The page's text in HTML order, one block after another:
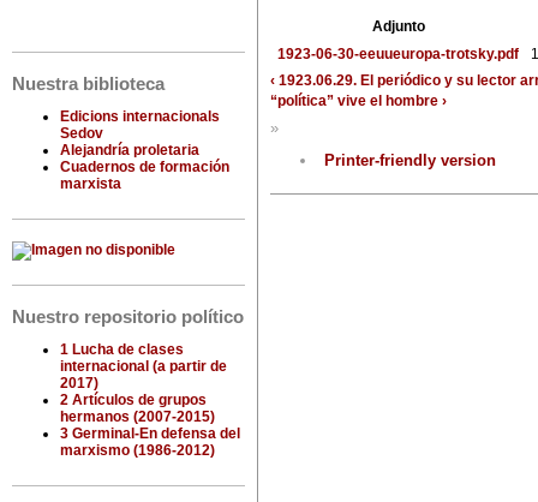
Nuestra biblioteca
Edicions internacionals
Sedov
Alejandría proletaria
Cuadernos de formación
marxista
Nuestro repositorio político
1 Lucha de clases
internacional (a partir de
2017)
2 Artículos de grupos
hermanos (2007-2015)
3 Germinal-En defensa del
marxismo (1986-2012)
Adjunto
1923-06-30-eeuueuropa-trotsky.pdf
‹ 1923.06.29. El periódico y su lector
“política” vive el hombre ›
»
Printer-friendly version